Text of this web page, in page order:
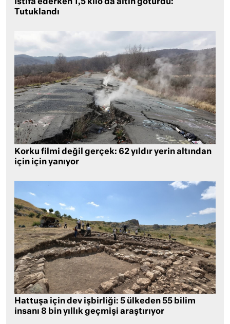
İstifa ederken 1,5 kilo da altın götürdü:
Tutuklandı
Korku filmi değil gerçek: 62 yıldır yerin altından
için için yanıyor
Hattuşa için dev işbirliği: 5 ülkeden 55 bilim
insanı 8 bin yıllık geçmişi araştırıyor